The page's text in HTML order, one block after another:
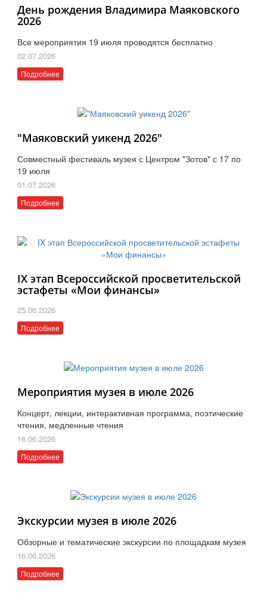
День рождения Владимира Маяковского
2026
Все мероприятия 19 июля проводятся бесплатно
02.07.2026
Подробнее
"Маяковский уикенд 2026"
Совместный фестиваль музея с Центром "Зотов" с 17 по
19 июля
01.07.2026
Подробнее
IX этап Всероссийской просветительской
эстафеты «Мои финансы»
25.06.2026
Подробнее
Мероприятия музея в июле 2026
Концерт, лекции, интерактивная программа, поэтические
чтения, медленные чтения
16.06.2026
Подробнее
Экскурсии музея в июле 2026
Обзорные и тематические экскурсии по площадкам музея
16.06.2026
Подробнее